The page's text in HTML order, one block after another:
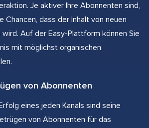
Je aktiver Ihre Abonnenten sind,
Chancen, dass der Inhalt von neuen
Auf der Easy-Plattform können Sie
mit möglichst organischen
von Abonnenten
eines jeden Kanals sind seine
von Abonnenten für das